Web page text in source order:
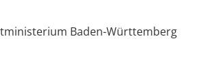
Baden-Württemberg